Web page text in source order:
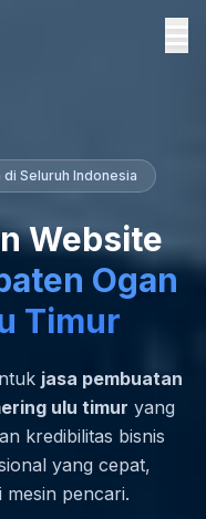
Seluruh Indonesia
Website
Ogan
Timur
jasa pembuatan
ulu timur yang
kredibilitas bisnis
yang cepat,
mesin pencari.